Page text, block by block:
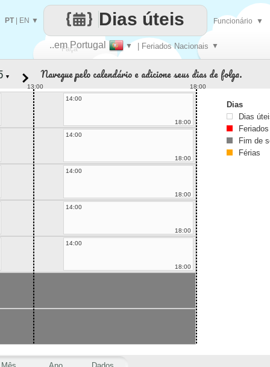
Faça
..em Portugal ▼ | Feriados Nacionais ▼
Dias úteis
PT| EN ▼ Funcionário ▼
Mês Ano Dados
▼ Navegue pelo calendário e adicione seus dias de folga.
13:00
18:00
14:00
18:00
14:00
18:00
14:00
18:00
14:00
18:00
14:00
18:00
Dias
Dias
Feriados
Fim de
Férias